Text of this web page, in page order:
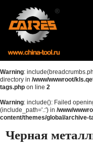
Главная
Продукция
О нас
Контакты
Warning:
directory in /www/wwwroot/
tags.php on line 2
Warning: include(): Failed
(include_path='.:') in /www/
content/themes/global/archive-
Черная